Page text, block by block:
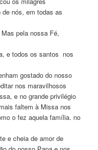
nós, em todas as
pela nossa Fé,
e todos os santos nos
gostado do nosso
nos maravilhosos
e no grande privilégio
faltem à Missa nos
o fez aquela família. no
e cheia de amor de